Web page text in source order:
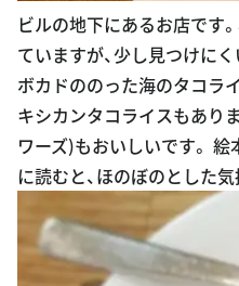
ていますが、少し見つけに
ボカドののった海のタコラ
キシカンタコライスもあり
ワーズ)もおいしいです。
に読むと、ほのぼのとした